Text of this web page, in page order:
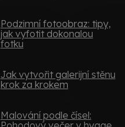
Podzimní fotoobraz: tipy,
jak vyfotit dokonalou
fotku
Jak vytvořit galerijní stěnu
krok za krokem
Malování podle čísel: